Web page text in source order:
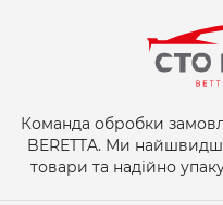
Команда обробки
BERETTA. Ми
товари та надійно